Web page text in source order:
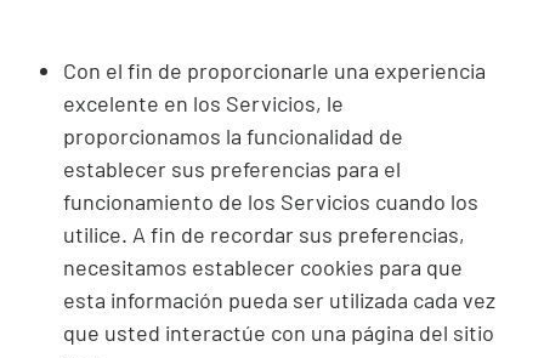
Con el fin de proporcionarle una experiencia
excelente en los Servicios, le
proporcionamos la funcionalidad de
establecer sus preferencias para el
funcionamiento de los Servicios cuando los
utilice. A fin de recordar sus preferencias,
necesitamos establecer cookies para que
esta información pueda ser utilizada cada vez
que usted interactúe con una página del sitio